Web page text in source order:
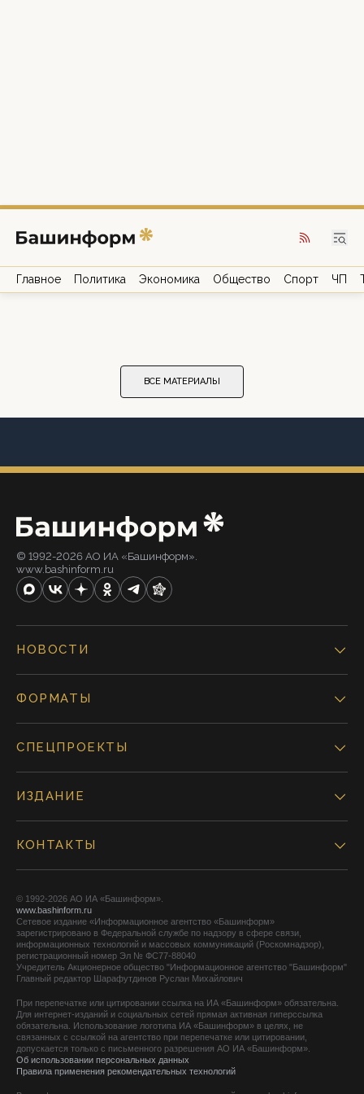
Главное Политика Экономика Общество Спорт ЧП
ВСЕ МАТЕРИАЛЫ
© 1992-2026 АО ИА «Башинформ».
www.bashinform.ru
НОВОСТИ
ФОРМАТЫ
СПЕЦПРОЕКТЫ
ИЗДАНИЕ
КОНТАКТЫ
© 1992-2026 АО ИА «Башинформ».
www.bashinform.ru
Сетевое издание «Информационное агентство «Башинформ»
зарегистрировано в Федеральной службе по надзору в сфере связи,
информационных технологий и массовых коммуникаций (Роскомнадзор),
регистрационный номер Эл № ФС77-88040
Учредитель Акционерное общество "Информационное агентство "Башинформ"
Главный редактор Шарафутдинов Руслан Михайлович
При перепечатке или цитировании ссылка на ИА «Башинформ» обязательна.
Для интернет-изданий и социальных сетей прямая активная гиперссылка
обязательна. Использование логотипа ИА «Башинформ» в целях, не
связанных с ссылкой на агентство при перепечатке или цитировании,
допускается только с письменного разрешения АО ИА «Башинформ».
Об использовании персональных данных
Правила применения рекомендательных технологий